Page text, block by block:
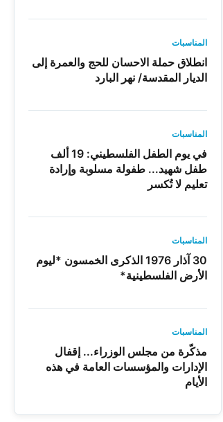
المناسبات
انطلاق حملة الاحسان للحج والعمرة إلى
الديار المقدسة/ نهر البارد
المناسبات
في يوم الطفل الفلسطيني: 19 ألف
طفل شهيد... طفولة مسلوبة وإرادة
تعليم لا تُكسر
المناسبات
30 آذار 1976 الذكرى الخمسون *ليوم
الأرض الفلسطينية*
المناسبات
مذكّرة من مجلس الوزراء... إقفال
الإدارات والمؤسسات العامة في هذه
الأيام